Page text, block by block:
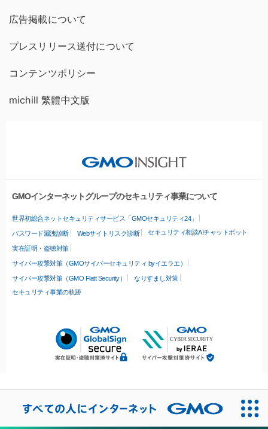
広告掲載について
プレスリリース送付について
コンテンツポリシー
michill 繁體中文版
GMOインターネットグループのセキュリティ事業について
世界初総合ネットセキュリティサービス「GMOセキュリティ24」
パスワード漏洩診断 Webサイトリスク診断 セキュリティ相談AIチャットボット
実在証明・盗聴対策
サイバー攻撃対策（GMOサイバーセキュリティ byイエラエ）
サイバー攻撃対策（GMO Flatt Security）
なりすまし対策
セキュリティ事業の軌跡